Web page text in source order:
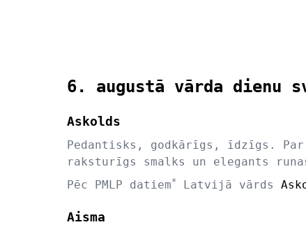
6. augustā vārda dienu
Askolds
Pedantisks, godkārīgs, īdzīgs.
raksturīgs smalks un elegants
Pēc PMLP datiem* Latvijā vārds
Aisma